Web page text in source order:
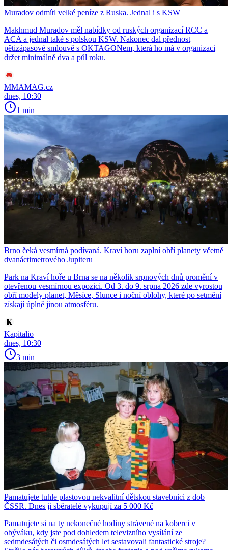
Muradov odmítl velké peníze z Ruska. Jednal i s KSW
Makhmud Muradov měl nabídky od ruských organizací RCC a
ACA a jednal také s polskou KSW. Nakonec dal přednost
pětizápasové smlouvě s OKTAGONem, která ho má v organizaci
držet minimálně dva a půl roku.
MMAMAG.cz
dnes, 10:30
1 min
Brno čeká vesmírná podívaná. Kraví horu zaplní obří planety včetně
dvanáctimetrového Jupiteru
Park na Kraví hoře u Brna se na několik srpnových dnů promění v
otevřenou vesmírnou expozici. Od 3. do 9. srpna 2026 zde vyrostou
obří modely planet, Měsíce, Slunce i noční oblohy, které po setmění
získají úplně jinou atmosféru.
Kapitalio
dnes, 10:30
3 min
Pamatujete tuhle plastovou nekvalitní dětskou stavebnici z dob
ČSSR. Dnes ji sběratelé vykupují za 5 000 Kč
Pamatujete si na ty nekonečné hodiny strávené na koberci v
obýváku, kdy jste pod dohledem televizního vysílání ze
sedmdesátých či osmdesátých let sestavovali fantastické stroje?